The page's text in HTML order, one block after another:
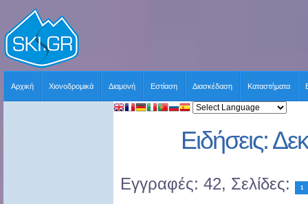
Αρχική Χιονοδρομικά Διαμονή Εστίαση Διασκέδαση Καταστήματα
Ειδήσεις:
Εγγραφές: 42, Σελίδες: 1